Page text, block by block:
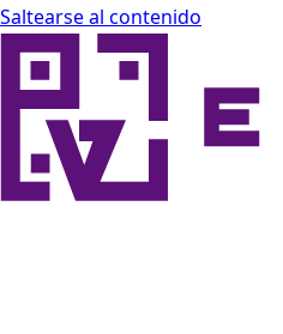
Saltearse al contenido
Eventor Docs